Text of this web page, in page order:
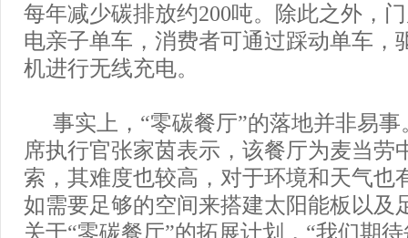
每年减少碳排放约200吨。除此之外，
电亲子单车，消费者可通过踩动单车，
机进行无线充电。
事实上，“零碳餐厅”的落地并非易
席执行官张家茵表示，该餐厅为麦当劳
索，其难度也较高，对于环境和天气也
如需要足够的空间来搭建太阳能板以及
关于“零碳餐厅”的拓展计划，“我们期